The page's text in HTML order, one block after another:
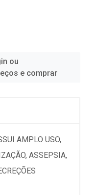
ou
e comprar
AMPLO USO,
ASSEPSIA,